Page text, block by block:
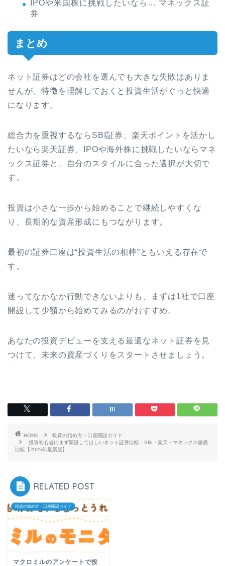
IPOや米国株に挑戦したいなら… マネックス証
券
まとめ
ネット証券はどの会社を選んでも大きな失敗はありま
せんが、特徴を理解しておくと投資生活がぐっと快適
になります。
総合力を重視するならSBI証券、楽天ポイントを活かし
たいなら楽天証券、IPOや海外株に挑戦したいならマネ
ックス証券と、自分のスタイルに合った選択が大切で
す。
投資は小さな一歩から始めることで継続しやすくな
り、長期的な資産形成にもつながります。
最初の証券口座は“投資生活の相棒”ともいえる存在で
す。
迷ってなかなか行動できないよりも、まずは1社で口座
開設して少額から始めてみるのがおすすめ。
あなたの投資デビューを支える最適なネット証券を見
つけて、未来の資産づくりをスタートさせましょう。
HOME
投資の始め方・口座開設ガイド
投資初心者にまず開設してほしいネット証券比較：SBI・楽天・マネックス徹底
比較【2025年最新版】
RELATED POST
投資の始め方・口座開設ガイド
マクロミルのアンケートで投